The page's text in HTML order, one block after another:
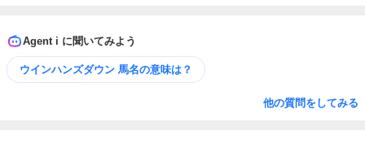
Agent i に聞いてみよう
ウインハンズダウン 馬名の意味は？
他の質問をしてみる